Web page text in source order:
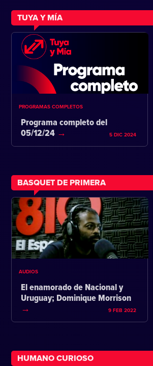
TUYA Y MÍA
PROGRAMAS COMPLETOS
Programa completo del
05/12/24
5 DIC 2024
BASQUET DE PRIMERA
AUDIOS
El enamorado de Nacional y
Uruguay; Dominique Morrison
9 FEB 2022
HUMANO CURIOSO